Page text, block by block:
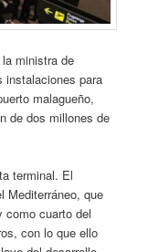
ministra de
instalaciones para
malagueño,
de dos millones de
terminal. El
Mediterráneo, que
como cuarto del
con lo que ello